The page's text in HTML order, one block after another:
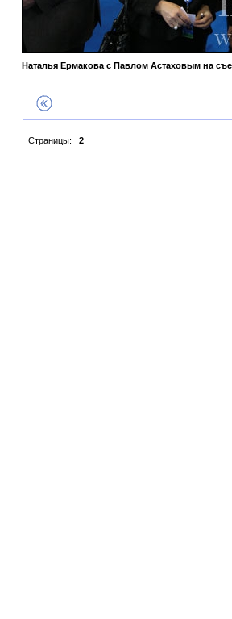
Наталья Ермакова с Павлом Астаховым на
Страницы: 2